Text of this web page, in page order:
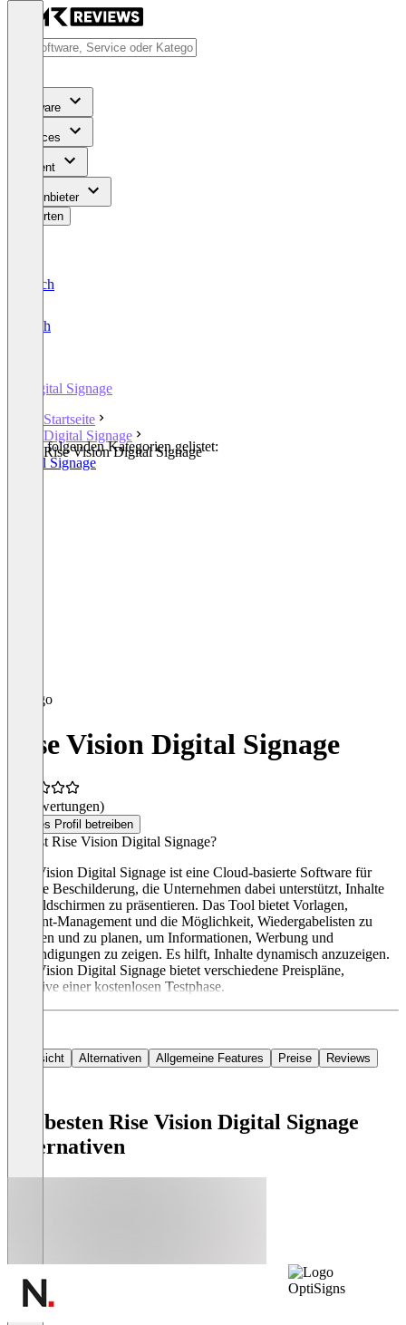
Software
Services
Content
Für Anbieter
Bewerten
Deutsch
English
Digital Signage
Startseite
Digital Signage
Rise Vision Digital Signage
In den folgenden Kategorien gelistet:
Digital Signage
Rise Vision Digital Signage
(0 Bewertungen)
Dieses Profil betreiben
Was ist Rise Vision Digital Signage?
Rise Vision Digital Signage ist eine Cloud-basierte Software für
digitale Beschilderung, die Unternehmen dabei unterstützt, Inhalte
auf Bildschirmen zu präsentieren. Das Tool bietet Vorlagen,
Content-Management und die Möglichkeit, Wiedergabelisten zu
erstellen und zu planen, um Informationen, Werbung und
Ankündigungen zu zeigen. Es hilft, Inhalte dynamisch anzuzeigen.
Rise Vision Digital Signage bietet verschiedene Preispläne,
inklusive einer kostenlosen Testphase.
Übersicht Alternativen Allgemeine Features Preise Reviews
Die besten Rise Vision Digital Signage
Alternativen
OptiSigns